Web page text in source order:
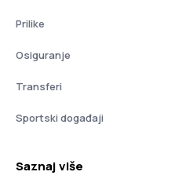
Prilike
Osiguranje
Transferi
Sportski događaji
Saznaj više